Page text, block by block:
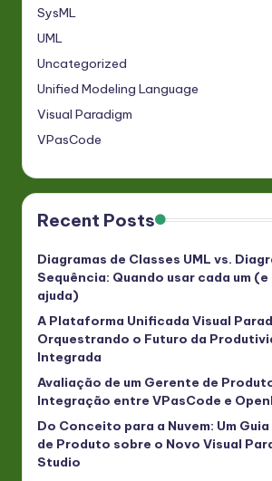
SysML
UML
Uncategorized
Unified Modeling Language
Visual Paradigm
VPasCode
Recent Posts
Diagramas de Classes UML vs.
Sequência: Quando usar cada um (e
ajuda)
A Plataforma Unificada Visual
Orquestrando o Futuro da
Integrada
Avaliação de um Gerente de
Integração entre VPasCode e
Do Conceito para a Nuvem: Um
de Produto sobre o Novo Visual
Studio